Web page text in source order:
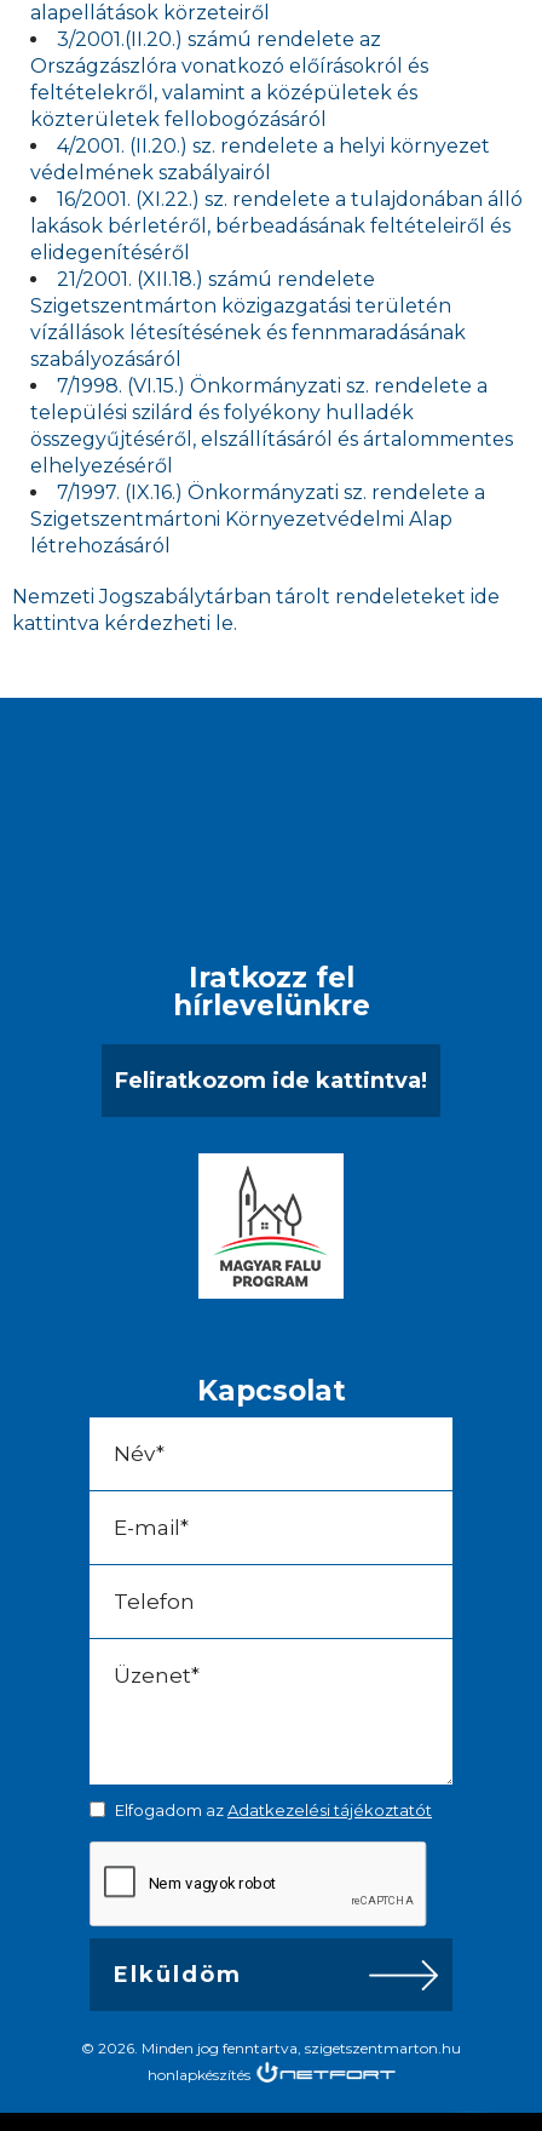
alapellátások körzeteiről
3/2001.(II.20.) számú rendelete az
Országzászlóra vonatkozó előírásokról és
feltételekről, valamint a középületek és
közterületek fellobogózásáról
4/2001. (II.20.) sz. rendelete a helyi környezet
védelmének szabályairól
16/2001. (XI.22.) sz. rendelete a tulajdonában álló
lakások bérletéről, bérbeadásának feltételeiről és
elidegenítéséről
21/2001. (XII.18.) számú rendelete
Szigetszentmárton közigazgatási területén
vízállások létesítésének és fennmaradásának
szabályozásáról
7/1998. (VI.15.) Önkormányzati sz. rendelete a
települési szilárd és folyékony hulladék
összegyűjtéséről, elszállításáról és ártalommentes
elhelyezéséről
7/1997. (IX.16.) Önkormányzati sz. rendelete a
Szigetszentmártoni Környezetvédelmi Alap
létrehozásáról
Nemzeti Jogszabálytárban tárolt rendeleteket ide
kattintva kérdezheti le.
Iratkozz fel
hírlevelünkre
Feliratkozom ide kattintva!
Kapcsolat
Elfogadom azAdatkezelési tájékoztatót
© 2026. Minden jog fenntartva, szigetszentmarton.hu
honlapkészítés